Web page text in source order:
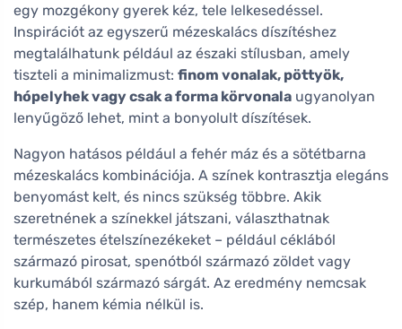
egy mozgékony gyerek kéz, tele lelkesedéssel.
Inspirációt az egyszerű mézeskalács díszítéshez
megtalálhatunk például az északi stílusban, amely
tiszteli a minimalizmust: finom vonalak, pöttyök,
hópelyhek vagy csak a forma körvonala ugyanolyan
lenyűgöző lehet, mint a bonyolult díszítések.
Nagyon hatásos például a fehér máz és a sötétbarna
mézeskalács kombinációja. A színek kontrasztja elegáns
benyomást kelt, és nincs szükség többre. Akik
szeretnének a színekkel játszani, választhatnak
természetes ételszínezékeket – például céklából
származó pirosat, spenótból származó zöldet vagy
kurkumából származó sárgát. Az eredmény nemcsak
szép, hanem kémia nélkül is.